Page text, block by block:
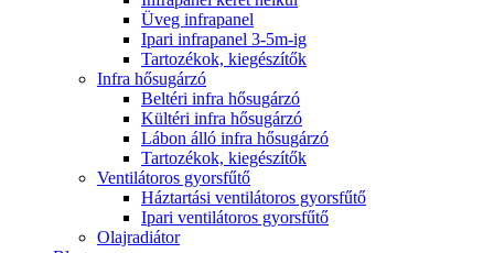
Üveg infrapanel
Ipari infrapanel 3-5m-ig
Tartozékok, kiegészítők
Infra hősugárzó
Beltéri infra hősugárzó
Kültéri infra hősugárzó
Lábon álló infra hősugárzó
Tartozékok, kiegészítők
Ventilátoros gyorsfűtő
Háztartási ventilátoros gyorsfűtő
Ipari ventilátoros gyorsfűtő
Olajradiátor